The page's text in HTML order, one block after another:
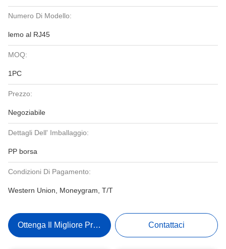
Numero Di Modello:
lemo al RJ45
MOQ:
1PC
Prezzo:
Negoziabile
Dettagli Dell' Imballaggio:
PP borsa
Condizioni Di Pagamento:
Western Union, Moneygram, T/T
Ottenga Il Migliore Prezzo Contattaci